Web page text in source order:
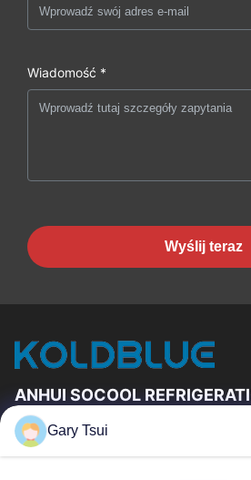
Wiadomość *
Wyślij teraz
ANHUI SOCOOL
Szybkie Linki
Gary Tsui